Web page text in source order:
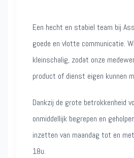
Een hecht en stabiel team bij
goede en vlotte communicatie.
kleinschalig, zodat onze
product of dienst eigen kunnen
Dankzij de grote betrokkenheid
onmiddellijk begrepen en
inzetten van maandag tot en
18u.